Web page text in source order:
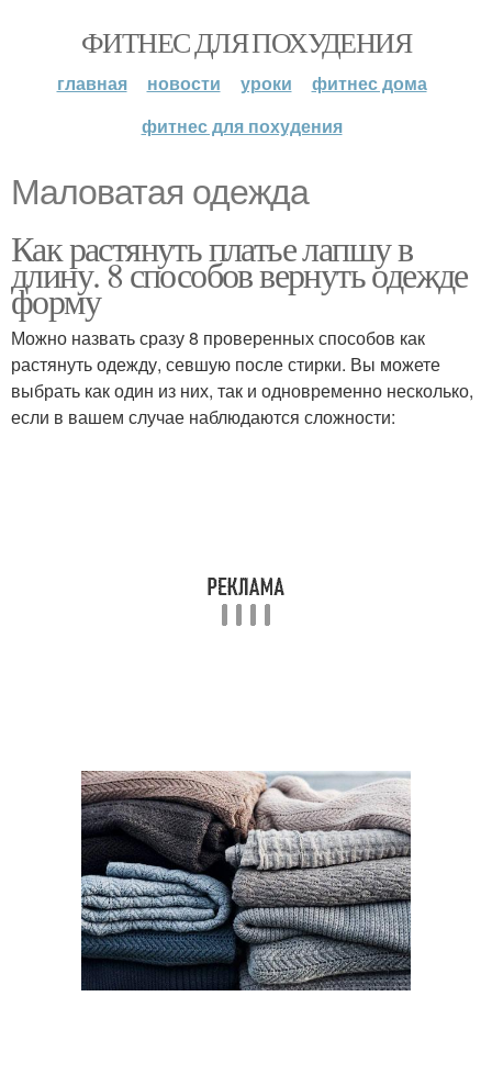
ФИТНЕС ДЛЯ ПОХУДЕНИЯ
главная новости уроки
фитнес дома
фитнес для похудения
Маловатая одежда
Как растянуть платье лапшу в
длину. 8 способов вернуть одежде
форму
Можно назвать сразу 8 проверенных способов как
растянуть одежду, севшую после стирки. Вы можете
выбрать как один из них, так и одновременно несколько,
если в вашем случае наблюдаются сложности: